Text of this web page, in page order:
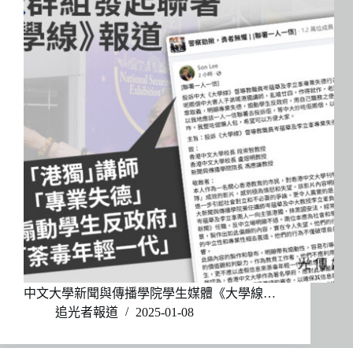
中文大學新聞與傳播學院學生媒體《大學線…
追光者報道
2025-01-08